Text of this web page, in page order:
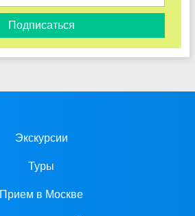
Подписаться
Экскурсии
Туры
Прием в Москве